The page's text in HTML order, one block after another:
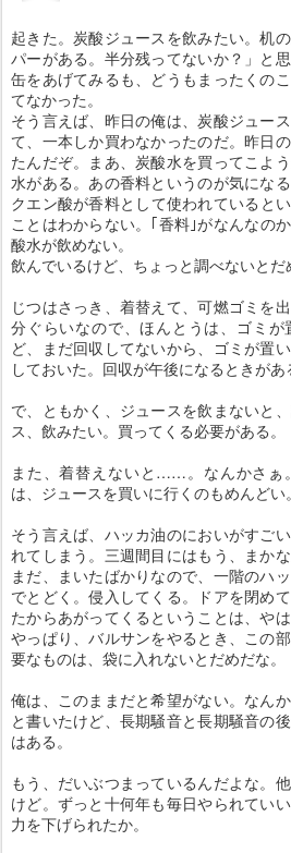
起きた。炭酸ジュースを飲みたい。机
パーがある。半分残ってないか？」と
缶をあげてみるも、どうもまったくの
てなかった。
そう言えば、昨日の俺は、炭酸ジュー
て、一本しか買わなかったのだ。昨日
たんだぞ。まあ、炭酸水を買ってこよ
水がある。あの香料というのが気にな
クエン酸が香料として使われている
ことはわからない。｢香料｣がなんなの
酸水が飲めない。
飲んでいるけど、ちょっと調べないとだ
じつはさっき、着替えて、可燃ゴミを
分ぐらいなので、ほんとうは、ゴミ
ど、まだ回収してないから、ゴミが置
しておいた。回収が午後になるときがあ
で、ともかく、ジュースを飲まないと
ス、飲みたい。買ってくる必要がある。
また、着替えないと……。なんかさぁ
は、ジュースを買いに行くのもめんどい。
そう言えば、ハッカ油のにおいがすご
れてしまう。三週間目にはもう、まか
まだ、まいたばかりなので、一階のハ
でとどく。侵入してくる。ドアを閉め
たからあがってくるということは、や
やっぱり、バルサンをやるとき、この
要なものは、袋に入れないとだめだな。
俺は、このままだと希望がない。なん
と書いたけど、長期騒音と長期騒音の
はある。
もう、だいぶつまっているんだよな。
けど。ずっと十何年も毎日やられてい
力を下げられたか。